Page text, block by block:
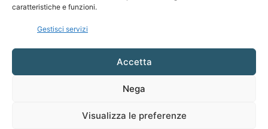
caratteristiche e funzioni.
Gestisci servizi
Accetta
Nega
Visualizza le preferenze